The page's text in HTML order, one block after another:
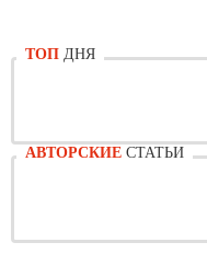
ТОП ДНЯ
АВТОРСКИЕ СТАТЬИ